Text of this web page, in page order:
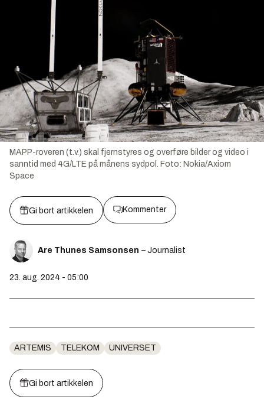
MAPP-roveren (t.v.) skal fjernstyres og overføre bilder og video i
sanntid med 4G/LTE på månens sydpol.
Foto: Nokia/Axiom
Space
Gi bort artikkelen Kommenter
Are Thunes Samsonsen – Journalist
23. aug. 2024 - 05:00
ARTEMIS TELEKOM UNIVERSET
Gi bort artikkelen